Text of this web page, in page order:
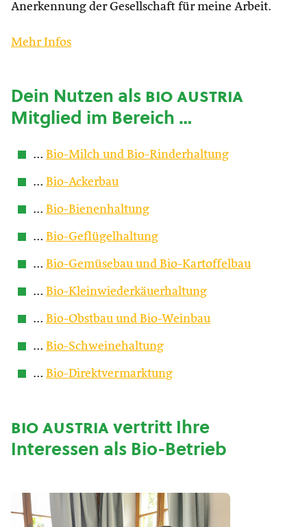
Anerkennung der Gesellschaft für meine Arbeit.
Mehr Infos
Dein Nutzen alsbio austria
Mitglied im Bereich …
… Bio-Milch und Bio-Rinderhaltung
… Bio-Ackerbau
… Bio-Bienenhaltung
… Bio-Geflügelhaltung
… Bio-Gemüsebau und Bio-Kartoffelbau
… Bio-Kleinwiederkäuerhaltung
… Bio-Obstbau und Bio-Weinbau
… Bio-Schweinehaltung
… Bio-Direktvermarktung
bio austriavertritt Ihre
Interessen als Bio-Betrieb